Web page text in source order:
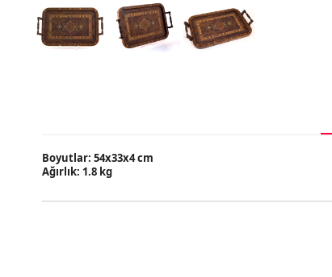
Boyutlar: 54x33x4 cm
Ağırlık: 1.8 kg